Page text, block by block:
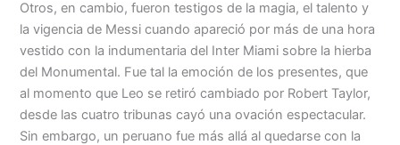
Otros, en cambio, fueron testigos de la magia, el talento y
la vigencia de Messi cuando apareció por más de una hora
vestido con la indumentaria del Inter Miami sobre la hierba
del Monumental. Fue tal la emoción de los presentes, que
al momento que Leo se retiró cambiado por Robert Taylor,
desde las cuatro tribunas cayó una ovación espectacular.
Sin embargo, un peruano fue más allá al quedarse con la